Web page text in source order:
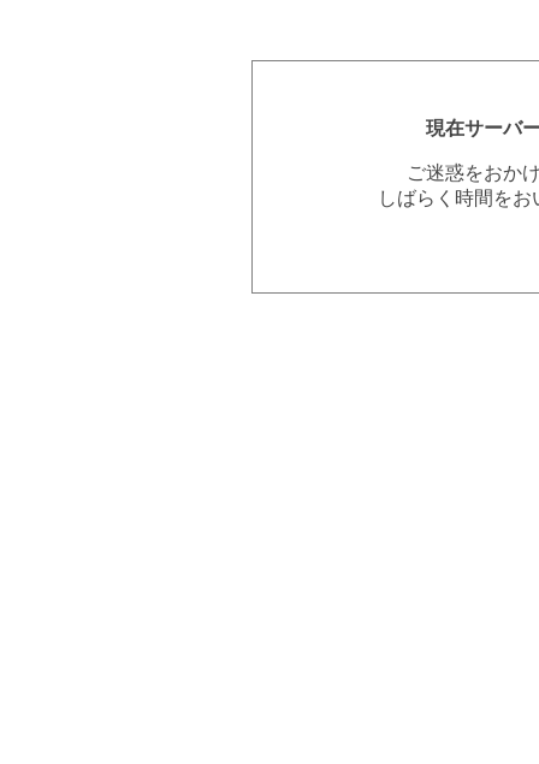
現在サーバ
ご迷惑をおか
しばらく時間を